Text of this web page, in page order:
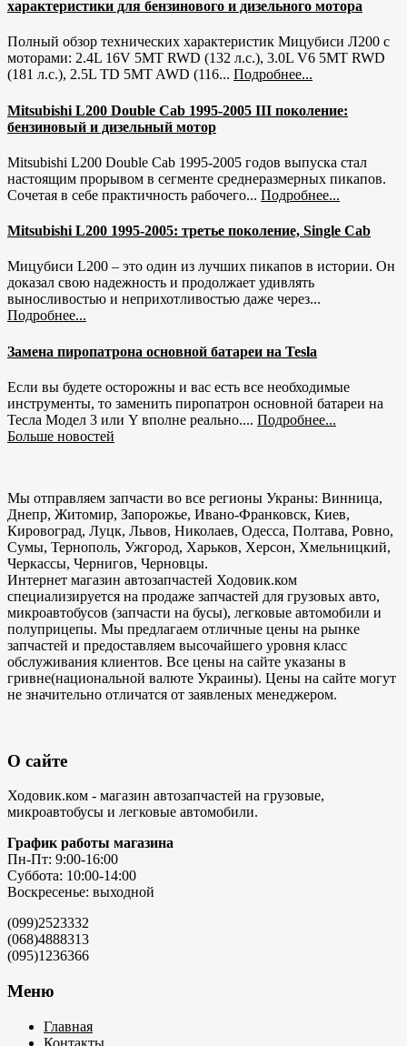
характеристики для бензинового и дизельного мотора
Полный обзор технических характеристик Мицубиси Л200 с
моторами: 2.4L 16V 5MT RWD (132 л.с.), 3.0L V6 5MT RWD
(181 л.с.), 2.5L TD 5MT AWD (116... Подробнее...
Mitsubishi L200 Double Cab 1995-2005 III поколение:
бензиновый и дизельный мотор
Mitsubishi L200 Double Cab 1995-2005 годов выпуска стал
настоящим прорывом в сегменте среднеразмерных пикапов.
Сочетая в себе практичность рабочего... Подробнее...
Mitsubishi L200 1995-2005: третье поколение, Single Cab
Мицубиси L200 – это один из лучших пикапов в истории. Он
доказал свою надежность и продолжает удивлять
выносливостью и неприхотливостью даже через...
Подробнее...
Замена пиропатрона основной батареи на Tesla
Если вы будете осторожны и вас есть все необходимые
инструменты, то заменить пиропатрон основной батареи на
Тесла Модел 3 или Y вполне реально.... Подробнее...
Больше новостей
Мы отправляем запчасти во все регионы Украны: Винница,
Днепр, Житомир, Запорожье, Ивано-Франковск, Киев,
Кировоград, Луцк, Львов, Николаев, Одесса, Полтава, Ровно,
Сумы, Тернополь, Ужгород, Харьков, Херсон, Хмельницкий,
Черкассы, Чернигов, Черновцы.
Интернет магазин автозапчастей Ходовик.ком
специализируется на продаже запчастей для грузовых авто,
микроавтобусов (запчасти на бусы), легковые автомобили и
полуприцепы. Мы предлагаем отличные цены на рынке
запчастей и предоставляем высочайшего уровня класс
обслуживания клиентов. Все цены на сайте указаны в
гривне(национальной валюте Украины). Цены на сайте могут
не значительно отличатся от заявленых менеджером.
О сайте
Ходовик.ком - магазин автозапчастей на грузовые,
микроавтобусы и легковые автомобили.
График работы магазина
Пн-Пт: 9:00-16:00
Суббота: 10:00-14:00
Воскресенье: выходной
(099)2523332
(068)4888313
(095)1236366
Меню
Главная
Контакты